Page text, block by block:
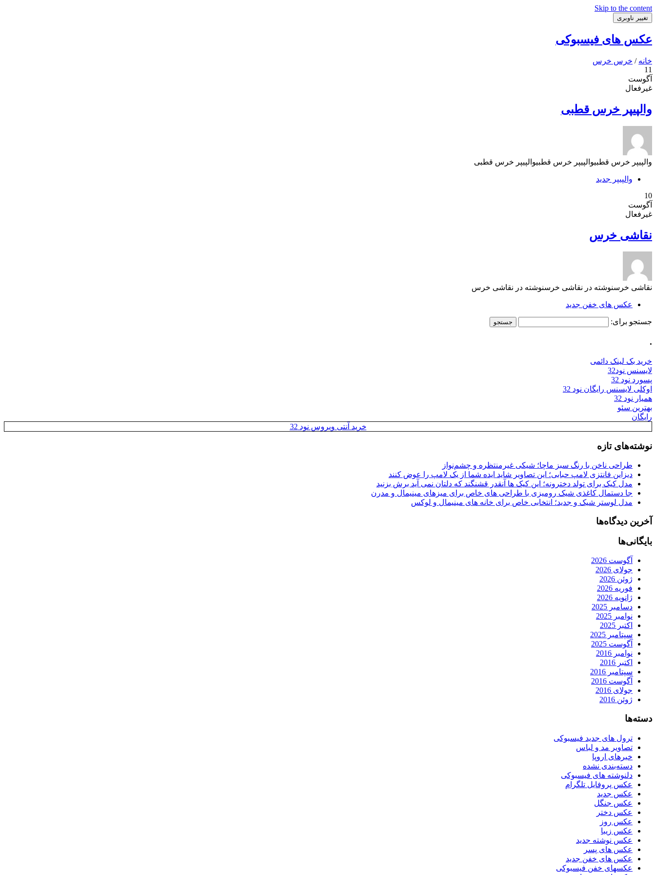
Skip to the content
تغییر ناوبری
عکس های فیسبوکی
خانه / خرس خرس
11
آگوست
غیرفعال
والپیپر خرس قطبی
والپیپر خرس قطبیوالپیپر خرس قطبیوالپیپر خرس قطبی
والپیپر جدید
10
آگوست
غیرفعال
نقاشی خرس
نقاشی خرسنوشته در نقاشی خرسنوشته در نقاشی خرس
عکس های خفن جدید
جستجو برای:
.
خرید بک لینک دائمی
لایسنس نود32
پسورد نود 32
اوکلی لایسنس رایگان نود 32
همیار نود 32
بهترین سئو
رایگان
خرید آنتی ویروس نود 32
نوشته‌های تازه
طراحی ناخن با رنگ سبز ماچا؛ شیکی غیرمنتظره و چشم‌نواز
دیزاین فانتزی لامپ حبابی؛ این تصاویر شاید ایده شما از یک لامپ را عوض کنند
مدل کیک برای تولد دخترونه؛ این کیک ها آنقدر قشنگند که دلتان نمی آید برش بزنید
جا دستمال کاغذی شیک رومیزی با طراحی های خاص برای میزهای مینیمال و مدرن
مدل لوستر شیک و جدید؛ انتخابی خاص برای خانه های مینیمال و لوکس
آخرین دیدگاه‌ها
بایگانی‌ها
آگوست 2026
جولای 2026
ژوئن 2026
فوریه 2026
ژانویه 2026
دسامبر 2025
نوامبر 2025
اکتبر 2025
سپتامبر 2025
آگوست 2025
نوامبر 2016
اکتبر 2016
سپتامبر 2016
آگوست 2016
جولای 2016
ژوئن 2016
دسته‌ها
ترول های جدید فیسبوکی
تصاویر مد و لباس
خبرهای اروپا
دسته‌بندی نشده
دلنوشته های فیسبوکی
عکس پروفایل تلگرام
عکس جدید
عکس جنگل
عکس دختر
عکس روز
عکس زیبا
عکس نوشته جدید
عکس های پسر
عکس های خفن جدید
عکسهای خفن فیسبوکی